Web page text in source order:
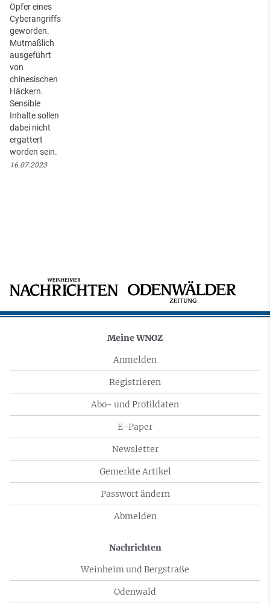
Opfer eines
Cyberangriffs
geworden.
Mutmaßlich
ausgeführt
von
chinesischen
Häckern.
Sensible
Inhalte sollen
dabei nicht
ergattert
worden sein.
16.07.2023
Meine WNOZ
Anmelden
Registrieren
Abo- und Profildaten
E-Paper
Newsletter
Gemerkte Artikel
Passwort ändern
Abmelden
Nachrichten
Weinheim und Bergstraße
Odenwald